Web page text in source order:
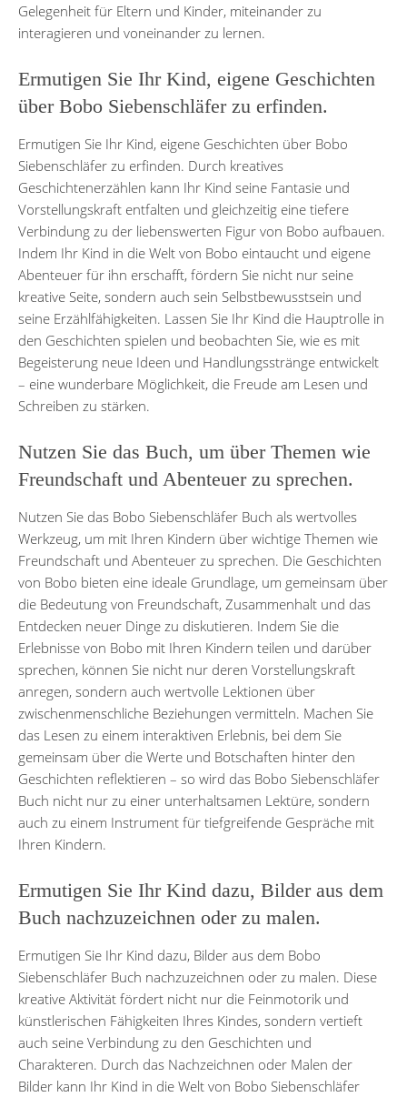
Gelegenheit für Eltern und Kinder, miteinander zu
interagieren und voneinander zu lernen.
Ermutigen Sie Ihr Kind, eigene Geschichten
über Bobo Siebenschläfer zu erfinden.
Ermutigen Sie Ihr Kind, eigene Geschichten über Bobo
Siebenschläfer zu erfinden. Durch kreatives
Geschichtenerzählen kann Ihr Kind seine Fantasie und
Vorstellungskraft entfalten und gleichzeitig eine tiefere
Verbindung zu der liebenswerten Figur von Bobo aufbauen.
Indem Ihr Kind in die Welt von Bobo eintaucht und eigene
Abenteuer für ihn erschafft, fördern Sie nicht nur seine
kreative Seite, sondern auch sein Selbstbewusstsein und
seine Erzählfähigkeiten. Lassen Sie Ihr Kind die Hauptrolle in
den Geschichten spielen und beobachten Sie, wie es mit
Begeisterung neue Ideen und Handlungsstränge entwickelt
– eine wunderbare Möglichkeit, die Freude am Lesen und
Schreiben zu stärken.
Nutzen Sie das Buch, um über Themen wie
Freundschaft und Abenteuer zu sprechen.
Nutzen Sie das Bobo Siebenschläfer Buch als wertvolles
Werkzeug, um mit Ihren Kindern über wichtige Themen wie
Freundschaft und Abenteuer zu sprechen. Die Geschichten
von Bobo bieten eine ideale Grundlage, um gemeinsam über
die Bedeutung von Freundschaft, Zusammenhalt und das
Entdecken neuer Dinge zu diskutieren. Indem Sie die
Erlebnisse von Bobo mit Ihren Kindern teilen und darüber
sprechen, können Sie nicht nur deren Vorstellungskraft
anregen, sondern auch wertvolle Lektionen über
zwischenmenschliche Beziehungen vermitteln. Machen Sie
das Lesen zu einem interaktiven Erlebnis, bei dem Sie
gemeinsam über die Werte und Botschaften hinter den
Geschichten reflektieren – so wird das Bobo Siebenschläfer
Buch nicht nur zu einer unterhaltsamen Lektüre, sondern
auch zu einem Instrument für tiefgreifende Gespräche mit
Ihren Kindern.
Ermutigen Sie Ihr Kind dazu, Bilder aus dem
Buch nachzuzeichnen oder zu malen.
Ermutigen Sie Ihr Kind dazu, Bilder aus dem Bobo
Siebenschläfer Buch nachzuzeichnen oder zu malen. Diese
kreative Aktivität fördert nicht nur die Feinmotorik und
künstlerischen Fähigkeiten Ihres Kindes, sondern vertieft
auch seine Verbindung zu den Geschichten und
Charakteren. Durch das Nachzeichnen oder Malen der
Bilder kann Ihr Kind in die Welt von Bobo Siebenschläfer